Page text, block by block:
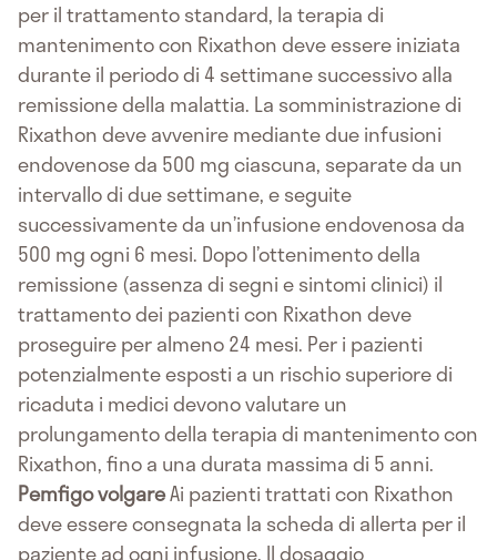
per il trattamento standard, la terapia di
mantenimento con Rixathon deve essere iniziata
durante il periodo di 4 settimane successivo alla
remissione della malattia. La somministrazione di
Rixathon deve avvenire mediante due infusioni
endovenose da 500 mg ciascuna, separate da un
intervallo di due settimane, e seguite
successivamente da un’infusione endovenosa da
500 mg ogni 6 mesi. Dopo l’ottenimento della
remissione (assenza di segni e sintomi clinici) il
trattamento dei pazienti con Rixathon deve
proseguire per almeno 24 mesi. Per i pazienti
potenzialmente esposti a un rischio superiore di
ricaduta i medici devono valutare un
prolungamento della terapia di mantenimento con
Rixathon, fino a una durata massima di 5 anni.
Pemfigo volgareAi pazienti trattati con Rixathon
deve essere consegnata la scheda di allerta per il
paziente ad ogni infusione. Il dosaggio